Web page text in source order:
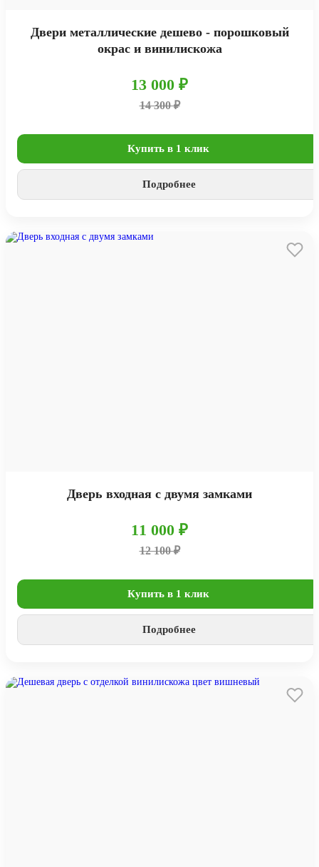
Двери металлические дешево - порошковый
окрас и винилискожа
13 000 ₽
14 300 ₽
Купить в 1 клик
Подробнее
Дверь входная с двумя замками
11 000 ₽
12 100 ₽
Купить в 1 клик
Подробнее